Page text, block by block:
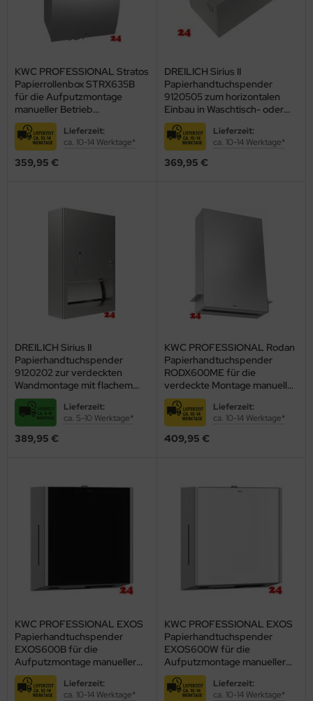
KWC PROFESSIONAL Stratos
Papierrollenbox STRX635B
für die Aufputzmontage
manueller Betrieb
(3600008865)
Lieferzeit:
ca. 10-14 Werktage*
359,95 €
DREILICH Sirius II
Papierhandtuchspender
9120505 zum horizontalen
Einbau in Waschtisch- oder
Arbeitsplatten
(2002040082)Lieferzeit:
ca. 10-14 Werktage*
369,95 €
DREILICH Sirius II
Papierhandtuchspender
9120202 zur verdeckten
Wandmontage mit flachem
Zylinderschloss
(2002040011)Lieferzeit:
ca. 5-10 Werktage*
389,95 €
KWC PROFESSIONAL Rodan
Papierhandtuchspender
RODX600ME für die
verdeckte Montage manueller
Betrieb (2000090058)
Lieferzeit:
ca. 10-14 Werktage*
409,95 €
KWC PROFESSIONAL EXOS
Papierhandtuchspender
EXOS600B für die
Aufputzmontage manueller
Betrieb (3600008770)
Lieferzeit:
ca. 10-14 Werktage*
KWC PROFESSIONAL EXOS
Papierhandtuchspender
EXOS600W für die
Aufputzmontage manueller
Betrieb (3600008791)
Lieferzeit:
ca. 10-14 Werktage*